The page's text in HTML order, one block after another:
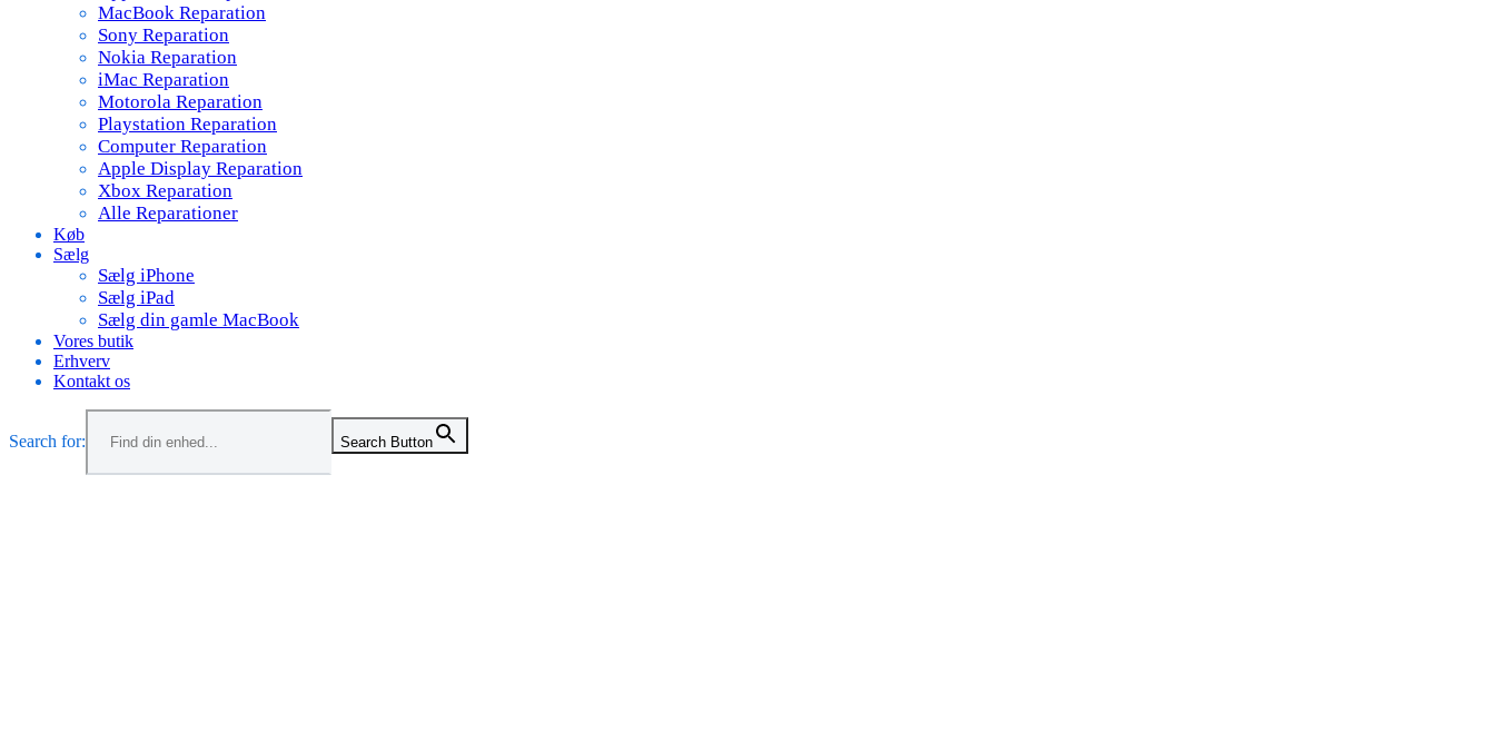
MacBook Reparation
Sony Reparation
Nokia Reparation
iMac Reparation
Motorola Reparation
Playstation Reparation
Computer Reparation
Apple Display Reparation
Xbox Reparation
Alle Reparationer
Køb
Sælg
Sælg iPhone
Sælg iPad
Sælg din gamle MacBook
Vores butik
Erhverv
Kontakt os
Search for: Search Button